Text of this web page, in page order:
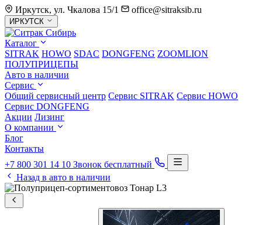
Иркутск, ул. Чкалова 15/1
office@sitraksib.ru
Выбор
города
ИРКУТСК
Каталог
SITRAK HOWO SDAC DONGFENG ZOOMLION
ПОЛУПРИЦЕПЫ
Авто в наличии
Сервис
Общий сервисный центр Сервис SITRAK Сервис HOWO
Сервис DONGFENG
Акции Лизинг
О компании
Блог
Контакты
+7 800 301 14 10 Звонок бесплатный
Назад в авто в наличии